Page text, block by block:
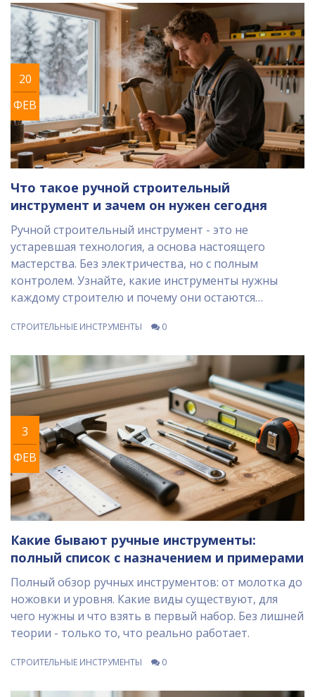
20
ФЕВ
Что такое ручной строительный
инструмент и зачем он нужен сегодня
Ручной строительный инструмент - это не
устаревшая технология, а основа настоящего
мастерства. Без электричества, но с полным
контролем. Узнайте, какие инструменты нужны
каждому строителю и почему они остаются
СТРОИТЕЛЬНЫЕ ИНСТРУМЕНТЫ 0
3
ФЕВ
Какие бывают ручные инструменты:
полный список с назначением и примерами
Полный обзор ручных инструментов: от молотка до
ножовки и уровня. Какие виды существуют, для
чего нужны и что взять в первый набор. Без лишней
теории - только то, что реально работает.
СТРОИТЕЛЬНЫЕ ИНСТРУМЕНТЫ 0